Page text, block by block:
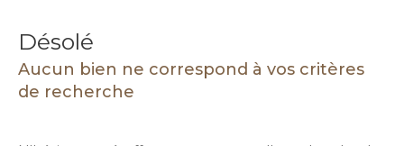
Désolé
Aucun bien ne correspond à vos critères
de recherche